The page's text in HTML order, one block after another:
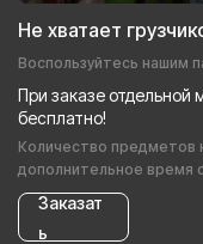
Не хватает
Воспользуйтесь нашим
При заказе отдельной
бесплатно!
Количество предметов
дополнительное время
Заказат
ь